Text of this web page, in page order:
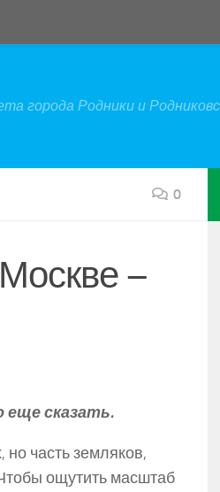
города Родники и
0
–
еще сказать.
часть земляков,
ощутить масштаб